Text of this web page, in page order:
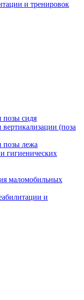
и тренировок
позы сидя
(поза
позы лежа
гигиенических
маломобильных
и